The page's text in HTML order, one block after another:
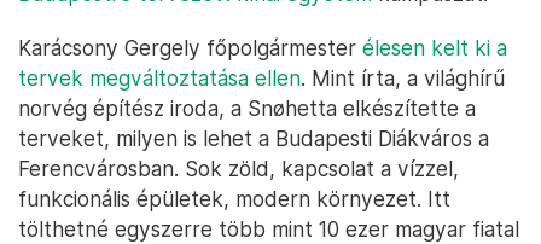
Karácsony Gergely főpolgármester élesen kelt ki a
tervek megváltoztatása ellen. Mint írta, a világhírű
norvég építész iroda, a Snøhetta elkészítette a
terveket, milyen is lehet a Budapesti Diákváros a
Ferencvárosban. Sok zöld, kapcsolat a vízzel,
funkcionális épületek, modern környezet. Itt
tölthetné egyszerre több mint 10 ezer magyar fiatal